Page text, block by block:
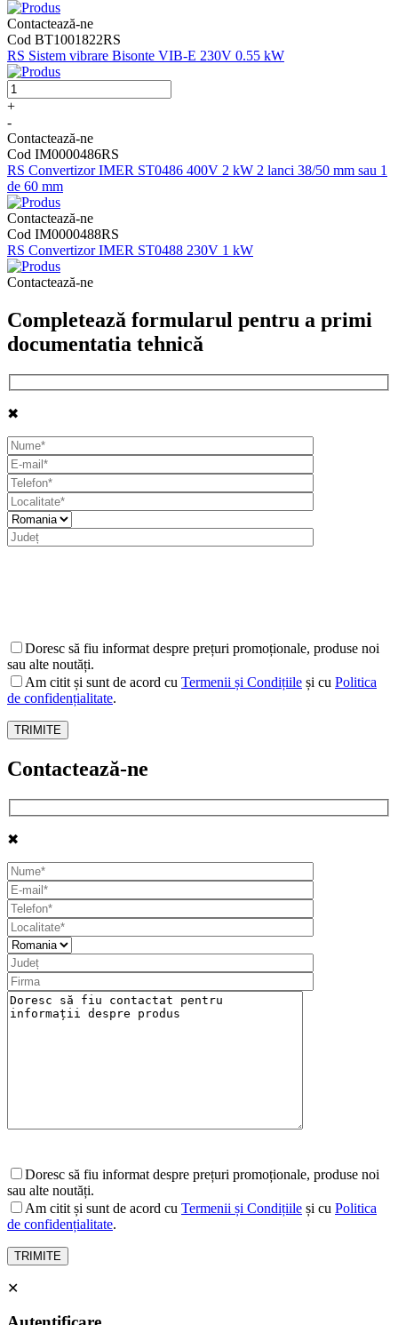
Contactează-ne
Cod BT1001822RS
RS Sistem vibrare Bisonte VIB-E 230V 0.55 kW
+
-
Contactează-ne
Cod IM0000486RS
RS Convertizor IMER ST0486 400V 2 kW 2 lanci 38/50 mm sau 1
de 60 mm
Contactează-ne
Cod IM0000488RS
RS Convertizor IMER ST0488 230V 1 kW
Contactează-ne
Completează formularul pentru a primi
documentatia tehnică
✖
Doresc să fiu informat despre prețuri promoționale, produse noi
sau alte noutăți.
Am citit și sunt de acord cu Termenii și Condițiile și cu Politica
de confidențialitate.
Contactează-ne
✖
Doresc să fiu informat despre prețuri promoționale, produse noi
sau alte noutăți.
Am citit și sunt de acord cu Termenii și Condițiile și cu Politica
de confidențialitate.
✕